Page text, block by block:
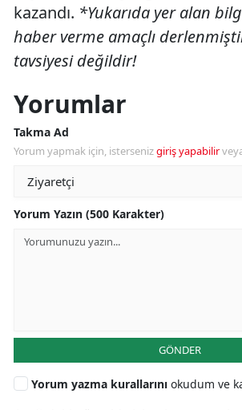
kazandı. *Yukarıda yer alan
haber verme amaçlı
tavsiyesi değildir!
Yorumlar
Takma Ad
Yorum yapmak için, istersenizgiriş yapabilir
Yorum Yazın (500 Karakter)
GÖNDER
Yorum yazma kurallarını okudum ve